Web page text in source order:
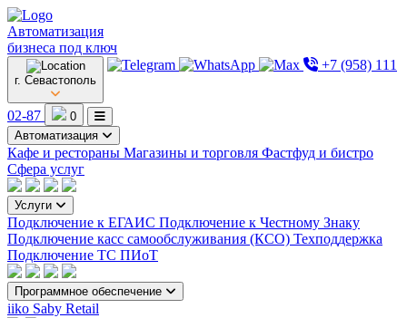
Автоматизация
бизнеса под ключ
г. Севастополь
+7 (958) 111
02-87
0
Автоматизация
Кафе и рестораны Магазины и торговля Фастфуд и бистро
Сфера услуг
Услуги
Подключение к ЕГАИС Подключение к Честному Знаку
Подключение касс самообслуживания (КСО) Техподдержка
Подключение ТС ПИоТ
Программное обеспечение
iiko Saby Retail